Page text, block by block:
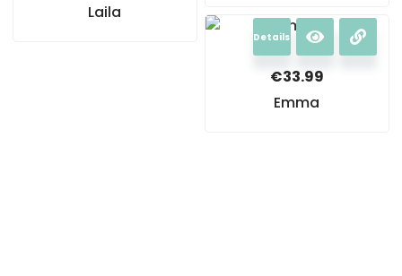
Laila
Details
€33.99
Emma